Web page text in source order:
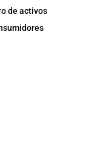
de activos